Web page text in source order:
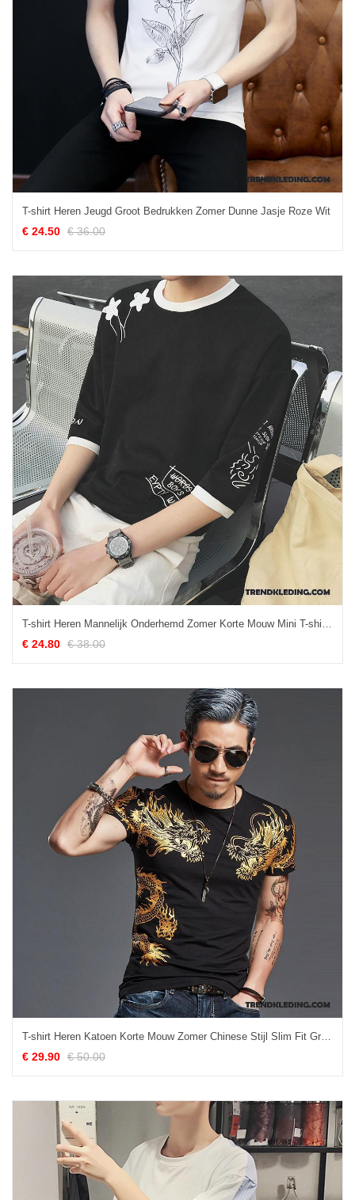
T-shirt Heren Jeugd Groot Bedrukken Zomer Dunne Jasje Roze Wit
€ 24.50 € 36.00
T-shirt Heren Mannelijk Onderhemd Zomer Korte Mouw Mini T-shirts Zwart
€ 24.80 € 38.00
T-shirt Heren Katoen Korte Mouw Zomer Chinese Stijl Slim Fit Grote Maten Zwart
€ 29.90 € 50.00